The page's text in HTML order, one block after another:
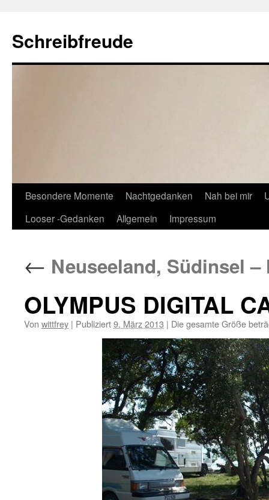
Schreibfreude
Besondere Momente Nachtgedanken Nah bei mir
Looser -Gedanken
Allgemein Impressum
← Neuseeland, Südinsel –
OLYMPUS DIGITAL
Von wittfrey | Publiziert9. März 2013 | Die gesamte Größe